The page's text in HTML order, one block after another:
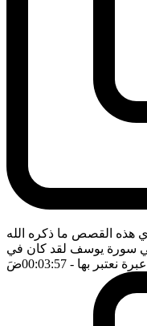
هذه القصص ما ذكره الله
سورة يوسف لقد كان في
نعتبر بها - 00:03:57 ضَ